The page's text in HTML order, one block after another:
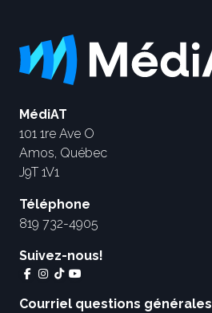
MédiAT
101 1re Ave O
Amos, Québec
J9T 1V1
Téléphone
819 732-4905
Suivez-nous!
Courriel questions générales